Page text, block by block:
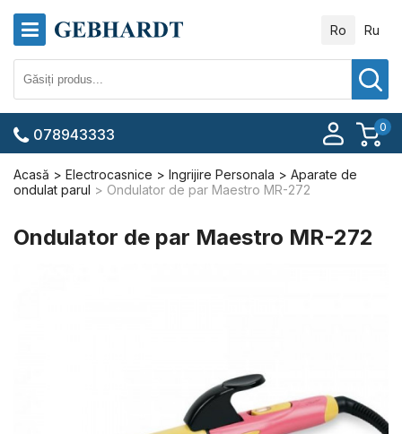
Ro Ru
0
078943333
Acasă Electrocasnice Ingrijire Personala
Aparate de
ondulat parul
Ondulator de par Maestro MR-272
Ondulator de par Maestro MR-272